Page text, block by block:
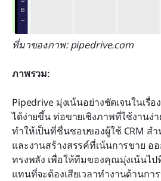
ที่มาของภาพ: pipedrive.com
ภาพรวม:
Pipedrive มุ่งเน้นอย่างชัดเจนในเรื่
ได้ง่ายขึ้น ท่อขายเชิงภาพที่ใช้งานง่
ทำให้เป็นที่ชื่นชอบของผู้ใช้ CRM ส
และงานสร้างสรรค์ที่เน้นการขาย อ
ทรงพลัง เพื่อให้ทีมของคุณมุ่งเน้นไ
แทนที่จะต้องเสียเวลาทำงานด้านกา